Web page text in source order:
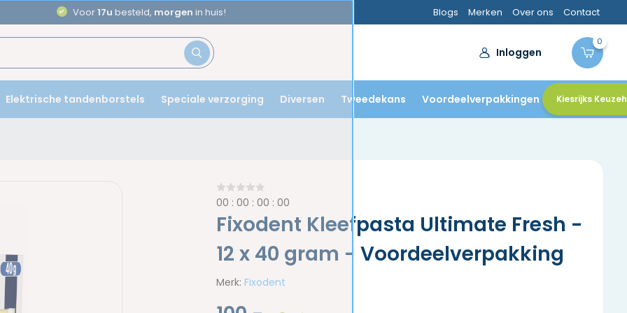
Aanbevolen door Blogs Merken Over ons Contact
Inloggen
0
Elektrische tandenborstels Speciale verzorging Diversen Tweedekans Voordeelverpakkingen Kiesrijks
00 :00 :00 :00
Fixodent Kleefpasta Ultimate Fresh -
12 x 40 gram - Voordeelverpakking
Merk: Fixodent